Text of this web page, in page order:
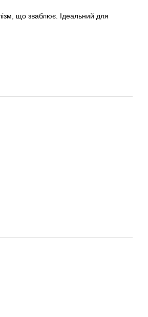
що зваблює. Ідеальний для